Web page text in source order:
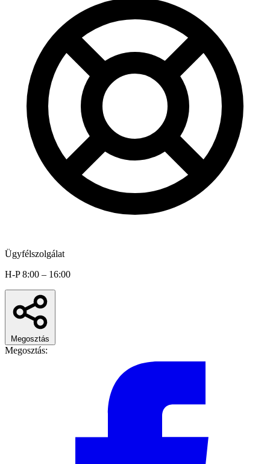
Ügyfélszolgálat
H-P 8:00 – 16:00
Megosztás
Megosztás: